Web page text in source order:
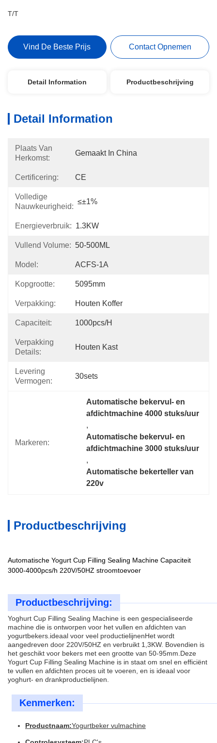
T/T
Vind De Beste Prijs Contact Opnemen
Detail Information Productbeschrijving
Detail Information
Plaats Van
Herkomst:
Gemaakt In China
Certificering: CE
Volledige
Nauwkeurigheid:
≤±1%
Energieverbruik: 1.3KW
Vullend Volume: 50-500ML
Model: ACFS-1A
Kopgrootte: 5095mm
Verpakking: Houten Koffer
Capaciteit: 1000pcs/h
Verpakking
Details:
Houten Kast
Levering
Vermogen:
30sets
Markeren:
Automatische bekervul- en
afdichtmachine 4000 stuks/uur
,
Automatische bekervul- en
afdichtmachine 3000 stuks/uur
,
Automatische bekerteller van
220v
Productbeschrijving
Automatische Yogurt Cup Filling Sealing Machine Capaciteit
3000-4000pcs/h 220V/50HZ stroomtoevoer
Productbeschrijving:
Yoghurt Cup Filling Sealing Machine is een gespecialiseerde
machine die is ontworpen voor het vullen en afdichten van
yogurtbekers.ideaal voor veel productielijnenHet wordt
aangedreven door 220V/50HZ en verbruikt 1,3KW. Bovendien is
het geschikt voor bekers met een grootte van 50-95mm.Deze
Yogurt Cup Filling Sealing Machine is in staat om snel en efficiënt
te vullen en afdichten proces uit te voeren, en is ideaal voor
yoghurt- en drankproductielijnen.
Kenmerken:
Productnaam:Yogurtbeker vulmachine